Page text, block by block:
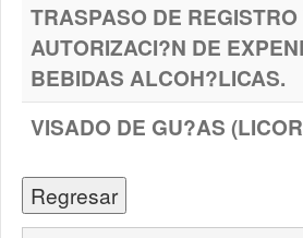
TRASPASO DE REGISTRO
AUTORIZACI?N DE
BEBIDAS ALCOH?LICAS.
VISADO DE GU?AS